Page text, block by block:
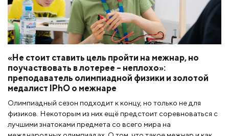
«Не стоит ставить цель пройти на межнар, но
поучаствовать в лотерее – неплохо»:
преподаватель олимпиадной физики и золотой
медалист IPhO о межнаре
Олимпиадный сезон подходит к концу, но только не для
физиков. Некоторым из них ещё предстоит соревноваться с
лучшими знатоками предмета со всего мира на